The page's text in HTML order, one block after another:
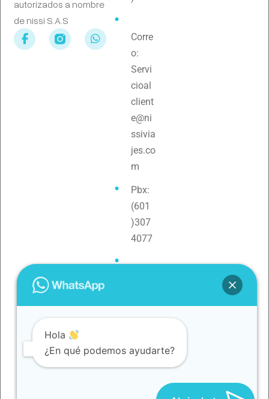
autorizados a nombre
de nissi S.A.S
Corre
o:
Servi
cioal
client
e@ni
ssivia
jes.co
m
Pbx:
(601
)307
4077
Hola
¿En qué podemos ayudarte?